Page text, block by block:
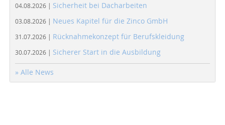
04.08.2026 | Sicherheit bei Dacharbeiten
03.08.2026 | Neues Kapitel für die Zinco GmbH
31.07.2026 | Rücknahmekonzept für Berufskleidung
30.07.2026 | Sicherer Start in die Ausbildung
» Alle News